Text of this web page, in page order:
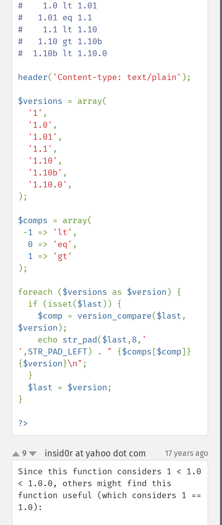
#    1.0 lt 1.01
#   1.01 eq 1.1
#    1.1 lt 1.10
#   1.10 gt 1.10b
#  1.10b lt 1.10.0
header( 'Content-type: text/plain' );
$versions = array(
'1' ,
'1.0' ,
'1.01' ,
'1.1' ,
'1.10' ,
'1.10b' ,
'1.10.0' ,
);
$comps = array(
-1 => 'lt' ,
0 => 'eq' ,
1 =>
);
foreach ($versions as $version ) {
  if (isset(
$last )) {
$comp = version_compare($last
$version );
    echo
str_pad($last,8, '
' ,STR_PAD_LEFT) . " {$comps [$comp]}
{$version}\n" ;
$last = $version;
}
?>
up
down
9 insid0r at yahoo dot com 17 years ago
Since this function considers 1 < 1.0
< 1.0.0, others might find this
function useful (which considers 1 ==
1.0):